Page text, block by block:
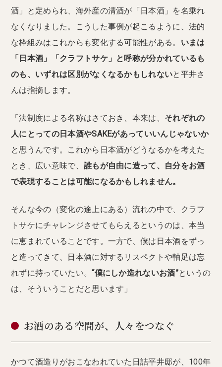
酒」と定められ、海外産の清酒が「日本酒」を名乗れ
なくなりました。こうした事例が起こるように、法的
な枠組みはこれからも変化する可能性がある。 いまは
「日本酒」「クラフトサケ」と呼称が分かれているも
のも、いずれは区別がなくなるかもしれないと平井さ
んは指摘します。
「法制度による名称はさておき、本来は、 それぞれの
人にとっての日本酒やSAKEがあっていいんじゃないか
と思うんです。これから日本酒がどうなるかを考えた
とき、広い意味で、 誰もが自由に造って、自分をお酒
で表現することは可能になるかもしれません。
そんな今の（変化の途上にある）流れの中で、クラフ
トサケにチャレンジさせてもらえるというのは、本当
に恵まれていることです。一方で、僕は日本酒をずっ
と造ってきて、日本酒に対するリスペクトや軸足は忘
れずに持っていたい。“僕にしか造れないお酒”というの
は、そういうことだと思います」
お酒のある空間が、人々をつなぐ
かつて酒造りがおこなわれていた日詰平井邸が、100年